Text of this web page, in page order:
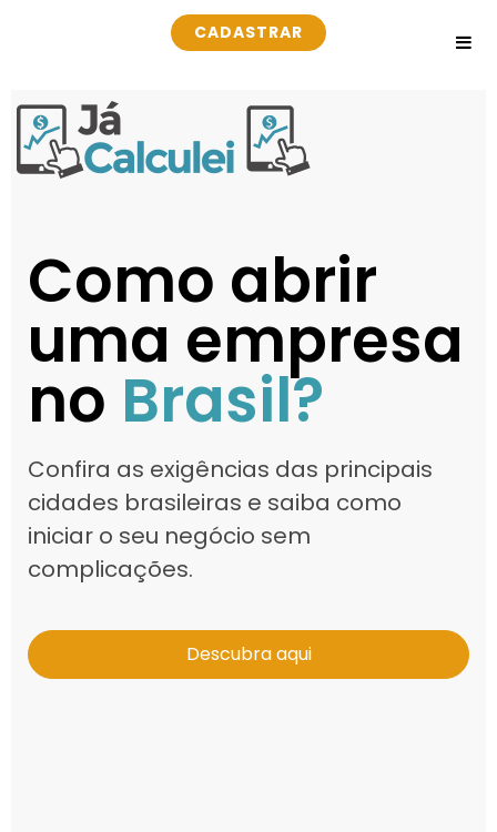
CADASTRAR
Como abrir
uma empresa
no Brasil?
Confira as exigências das principais
cidades brasileiras e saiba como
iniciar o seu negócio sem
complicações.
Descubra aqui